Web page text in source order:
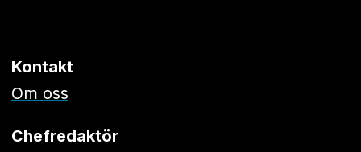
Kontakt
Om oss
Chefredaktör